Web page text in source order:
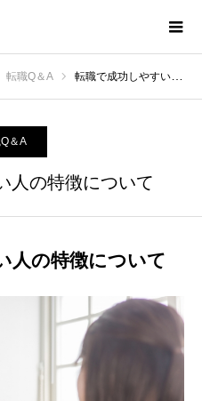
転職Q＆A 転職で成功しやすい人の特徴について
＆A
人の特徴について
人の特徴について